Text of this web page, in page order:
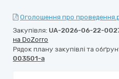
Оголошення про
Закупівля: UA-2026-06-22-
на DoZorro
Рядок плану закупівлі та
003501-a